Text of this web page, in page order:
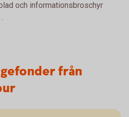
och informationsbroschyr
.
från